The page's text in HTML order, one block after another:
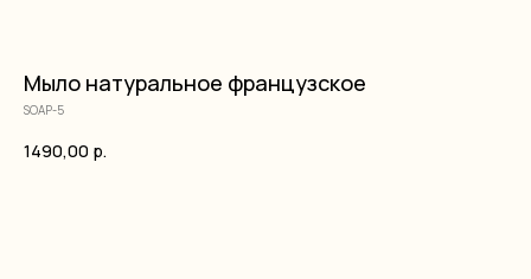
Мыло натуральное французское
SOAP-5
1490,00 р.